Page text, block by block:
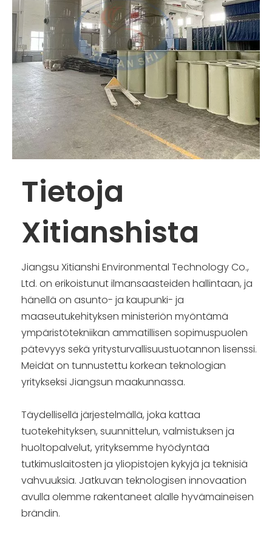
Tietoja
Xitianshista
Jiangsu Xitianshi Environmental Technology Co.,
Ltd. on erikoistunut ilmansaasteiden hallintaan, ja
hänellä on asunto- ja kaupunki- ja
maaseutukehityksen ministeriön myöntämä
ympäristötekniikan ammatillisen sopimuspuolen
pätevyys sekä yritysturvallisuustuotannon lisenssi.
Meidät on tunnustettu korkean teknologian
yritykseksi Jiangsun maakunnassa.
Täydellisellä järjestelmällä, joka kattaa
tuotekehityksen, suunnittelun, valmistuksen ja
huoltopalvelut, yrityksemme hyödyntää
tutkimuslaitosten ja yliopistojen kykyjä ja teknisiä
vahvuuksia. Jatkuvan teknologisen innovaation
avulla olemme rakentaneet alalle hyvämaineisen
brändin.